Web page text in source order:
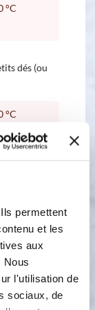
permettent
et les
aux
Nous
l'utilisation de
sociaux, de
°C
dés (ou
°C
herbes
°C